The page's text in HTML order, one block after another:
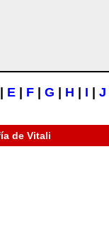
E F G H I J
de Vitali